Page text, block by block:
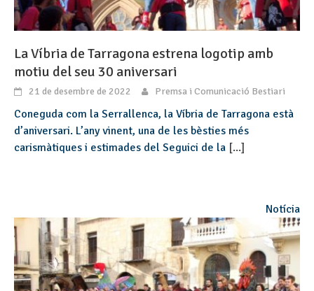
La Víbria de Tarragona estrena logotip amb
motiu del seu 30 aniversari
21 de desembre de 2022 Premsa i Comunicació Bestiari
Coneguda com la Serrallenca, la Víbria de Tarragona està
d’aniversari. L’any vinent, una de les bèsties més
carismàtiques i estimades del Seguici de la [...]
Notícia